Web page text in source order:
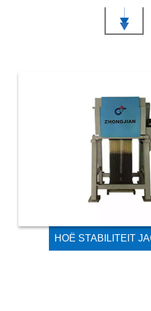
HOË STABILITEIT